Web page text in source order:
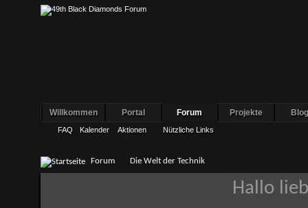
Willkommen Portal Forum
FAQ Kalender Aktionen Nützliche Links
Projekte
Forum Die Welt der Technik
Hallo